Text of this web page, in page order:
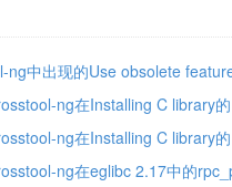
ng中出现的Use obsolete
ng在Installing C library
crosstool-ng/crosstool-ng-
linux-gnueabi/build/build-libc-
ng在Installing C library
expected ‘=’, ‘,’, ‘;’, ‘asm’
ng在eglibc 2.17中的